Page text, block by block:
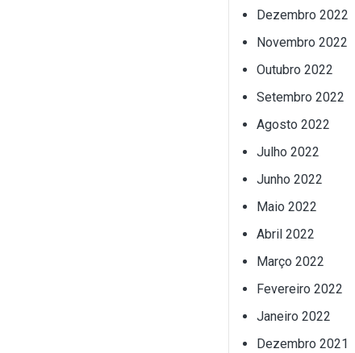
Dezembro 2022
Novembro 2022
Outubro 2022
Setembro 2022
Agosto 2022
Julho 2022
Junho 2022
Maio 2022
Abril 2022
Março 2022
Fevereiro 2022
Janeiro 2022
Dezembro 2021